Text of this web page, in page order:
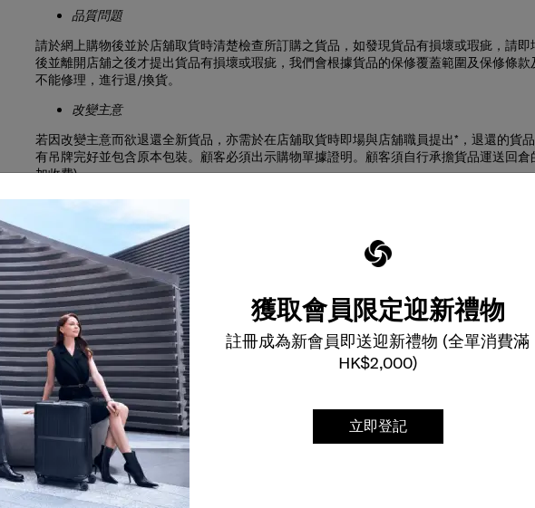
獲取會員限定迎新禮物
註冊成為新會員即送迎新禮物 (全單消費滿
HK$2,000)
立即登記
品質問題
請於網上購物後並於店舖取貨時清楚檢查所訂購之貨品，如發現貨品有損壞或瑕疵，請
後並離開店舖之後才提出貨品有損壞或瑕疵，我們會根據貨品的保修覆蓋範圍及保修條
不能修理，進行退/換貨。
改變主意
若因改變主意而欲退還全新貨品，亦需於在店舖取貨時即場與店舖職員提出*，退還的貨
有吊牌完好並包含原本包裝。顧客必須出示購物單據證明。顧客須自行承擔貨品運送回
加收費)。
*所有專屬個性化定制產品 (刻字服務)並不接受因改變主意欲退還之申請。
*所有 3 Days Online Exclusive Voyage Privilege 之優惠活動的貨品均不接受因改變主意
適用店舖
我們只接受有關於www.samsonite.com.hk 網站的購買的退貨申請。
處理時間
我們收到您退回的貨品申請, 如審批獲得批核，我們會於30日內處理及完成相關手續程序
務，我們會收取每段港幣100元運費(偏遠地區另加收費)。
網上購物（送貨上門）
實體店購物